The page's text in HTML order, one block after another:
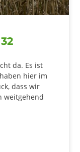
da. Es ist
hier im
dass wir
weitgehend